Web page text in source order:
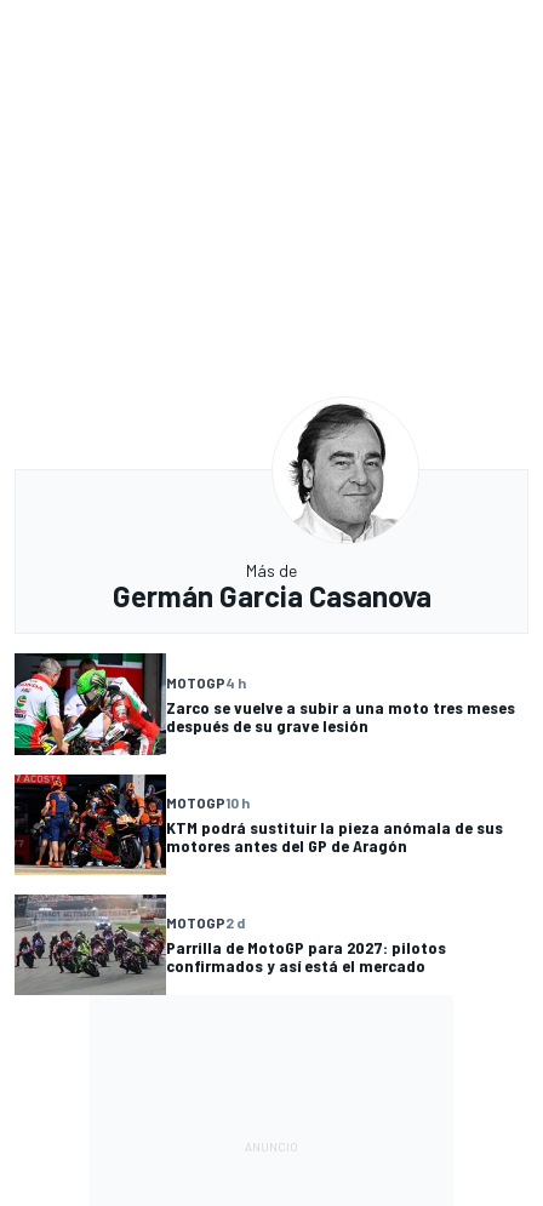
Más de
Germán Garcia Casanova
MOTOGP4 h
Zarco se vuelve a subir a una moto tres meses
después de su grave lesión
MOTOGP10 h
KTM podrá sustituir la pieza anómala de sus
motores antes del GP de Aragón
MOTOGP2 d
Parrilla de MotoGP para 2027: pilotos
confirmados y así está el mercado